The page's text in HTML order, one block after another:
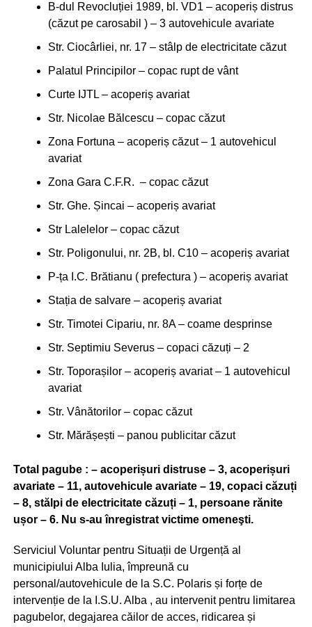
B-dul Revocluției 1989, bl. VD1 – acoperiș distrus
(căzut pe carosabil ) – 3 autovehicule avariate
Str. Ciocârliei, nr. 17 – stâlp de electricitate căzut
Palatul Principilor – copac rupt de vânt
Curte IJTL – acoperiș avariat
Str. Nicolae Bălcescu – copac căzut
Zona Fortuna – acoperiș căzut – 1 autovehicul
avariat
Zona Gara C.F.R. – copac căzut
Str. Ghe. Șincai – acoperiș avariat
Str Lalelelor – copac căzut
Str. Poligonului, nr. 2B, bl. C10 – acoperiș avariat
P-ța I.C. Brătianu ( prefectura ) – acoperiș avariat
Stația de salvare – acoperiș avariat
Str. Timotei Cipariu, nr. 8A – coame desprinse
Str. Septimiu Severus – copaci căzuți – 2
Str. Toporașilor – acoperiș avariat – 1 autovehicul
avariat
Str. Vânătorilor – copac căzut
Str. Mărășești – panou publicitar căzut
Total pagube : – acoperișuri distruse – 3, acoperișuri
avariate – 11, autovehicule avariate – 19, copaci căzuți
– 8, stălpi de electricitate căzuți – 1, persoane rănite
ușor – 6. Nu s-au înregistrat victime omeneşti.
Serviciul Voluntar pentru Situații de Urgență al
municipiului Alba Iulia, împreună cu
personal/autovehicule de la S.C. Polaris și forțe de
intervenție de la I.S.U. Alba , au intervenit pentru limitarea
pagubelor, degajarea căilor de acces, ridicarea și